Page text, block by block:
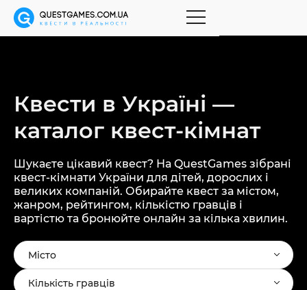
Квести в Україні —
каталог квест-кімнат
Шукаєте цікавий квест? На QuestGames зібрані
квест-кімнати України для дітей, дорослих і
великих компаній. Обирайте квест за містом,
жанром, рейтингом, кількістю гравців і
вартістю та бронюйте онлайн за кілька хвилин.
Місто
Кількість гравців